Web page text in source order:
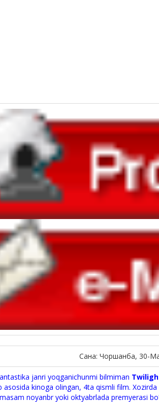
Сана: Чоршанба, 30-
janri yoqganichunmi bilmiman
asosida kinoga olingan, 4ta qismli film.
noyanbr yoki oktyabrlada premyerasi